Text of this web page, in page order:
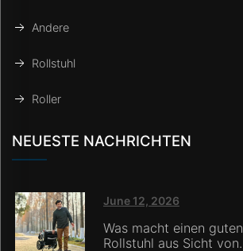
Andere
Rollstuhl
Roller
NEUESTE NACHRICHTEN
June 12, 2026
Was macht einen guten
Rollstuhl aus Sicht von